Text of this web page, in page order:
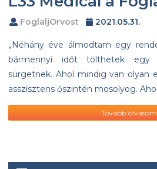
FoglaljOrvost 2021.05.31.
„Néhány éve álmodtam egy
bármennyi időt tölthetek egy
sürgetnek. Ahol mindig van olyan
asszisztens őszintén mosolyog.
Tovább olvasom